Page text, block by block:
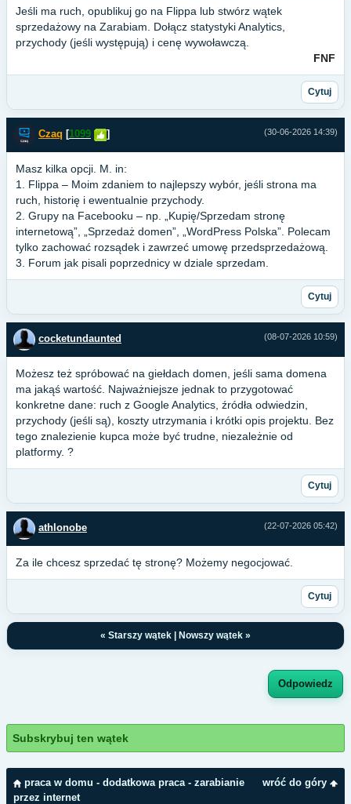
Jeśli ma ruch, opublikuj go na Flippa lub stwórz wątek
sprzedażowy na Zarabiam. Dołącz statystyki Analytics,
przychody (jeśli występują) i cenę wywoławczą.
FNF
Cytuj
(30-06-2026 14:39)
Czaq [1099 ]
Masz kilka opcji. M. in:
1. Flippa – Moim zdaniem to najlepszy wybór, jeśli strona ma
ruch, historię i ewentualnie przychody.
2. Grupy na Facebooku – np. „Kupię/Sprzedam stronę
internetową”, „Sprzedaż domen”, „WordPress Polska”. Polecam
tylko zachować rozsądek i zawrzeć umowę przedsprzedażową.
3. Forum jak pisali poprzednicy w dziale sprzedam.
Cytuj
(08-07-2026 10:59)
cocketundaunted
Możesz też spróbować na giełdach domen, jeśli sama domena
ma jakąś wartość. Najważniejsze jednak to przygotować
konkretne dane: ruch z Google Analytics, źródła odwiedzin,
przychody (jeśli są), koszty utrzymania i krótki opis projektu. Bez
tego znalezienie kupca może być trudne, niezależnie od
platformy. ?
Cytuj
(22-07-2026 05:42)
athlonobe
Za ile chcesz sprzedać tę stronę? Możemy negocjować.
Cytuj
« Starszy wątek Nowszy wątek »
Odpowiedz
Subskrybuj ten wątek
wróć do góry
praca w domu - dodatkowa praca - zarabianie
przez internet